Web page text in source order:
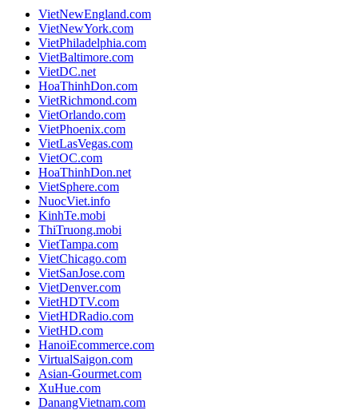
VietNewEngland.com
VietNewYork.com
VietPhiladelphia.com
VietBaltimore.com
VietDC.net
HoaThinhDon.com
VietRichmond.com
VietOrlando.com
VietPhoenix.com
VietLasVegas.com
VietOC.com
HoaThinhDon.net
VietSphere.com
NuocViet.info
KinhTe.mobi
ThiTruong.mobi
VietTampa.com
VietChicago.com
VietSanJose.com
VietDenver.com
VietHDTV.com
VietHDRadio.com
VietHD.com
HanoiEcommerce.com
VirtualSaigon.com
Asian-Gourmet.com
XuHue.com
DanangVietnam.com